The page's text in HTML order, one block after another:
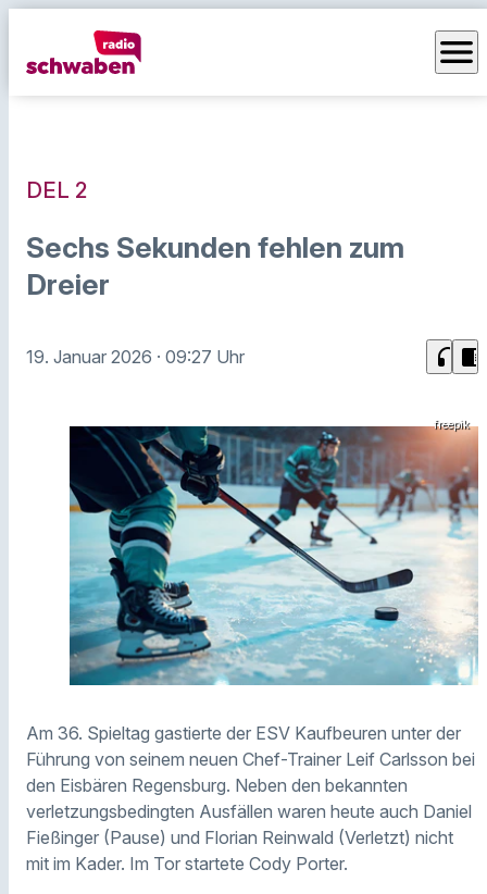
menu
DEL 2
Sechs Sekunden fehlen zum
Dreier
19. Januar 2026 · 09:27 Uhr headphones chrome_reader_mode
freepik
Am 36. Spieltag gastierte der ESV Kaufbeuren unter der
Führung von seinem neuen Chef-Trainer Leif Carlsson bei
den Eisbären Regensburg. Neben den bekannten
verletzungsbedingten Ausfällen waren heute auch Daniel
Fießinger (Pause) und Florian Reinwald (Verletzt) nicht
mit im Kader. Im Tor startete Cody Porter.